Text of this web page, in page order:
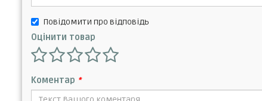
Повідомити про відповідь
Оцінити товар
Коментар *